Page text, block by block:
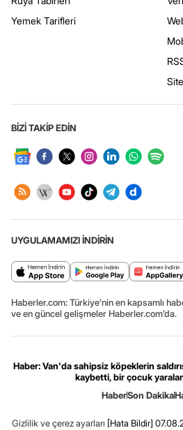
Yemek Tarifleri
BİZİ TAKİP EDİN
UYGULAMAMIZI İNDİRİN
Haberler.com: Türkiye’nin en kapsamlı
ve en güncel gelişmeler Haberler.com’da.
Haber: Van'da sahipsiz köpeklerin
kaybetti, bir çocuk
HaberSon Dakika
Gizlilik ve çerez ayarları [Hata Bildir]